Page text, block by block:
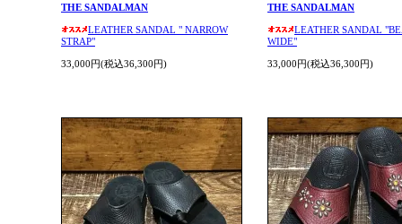
THE SANDALMAN
LEATHER SANDAL " NARROW
STRAP"
33,000円(税込36,300円)
THE SANDALMAN
LEATHER SANDAL
WIDE"
33,000円(税込36,300円)